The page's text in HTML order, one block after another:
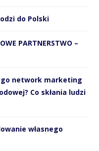
do Polski
PARTNERSTWO –
network marketing
Co skłania ludzi
własnego